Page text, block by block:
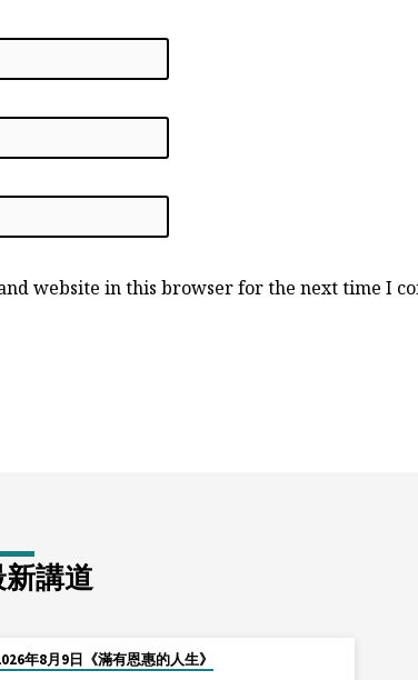
website in this browser for the next time I
新講道
年8月9日《滿有恩惠的人生》